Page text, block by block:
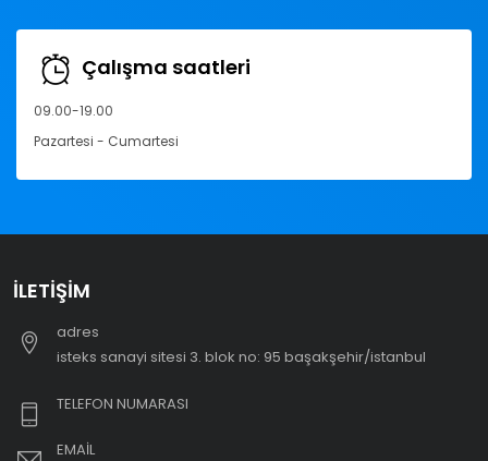
Çalışma saatleri
09.00-19.00
Pazartesi - Cumartesi
İLETIŞIM
adres
i̇steks sanayi sitesi 3. blok no: 95 başakşehir/i̇stanbul
TELEFON NUMARASI
EMAIL